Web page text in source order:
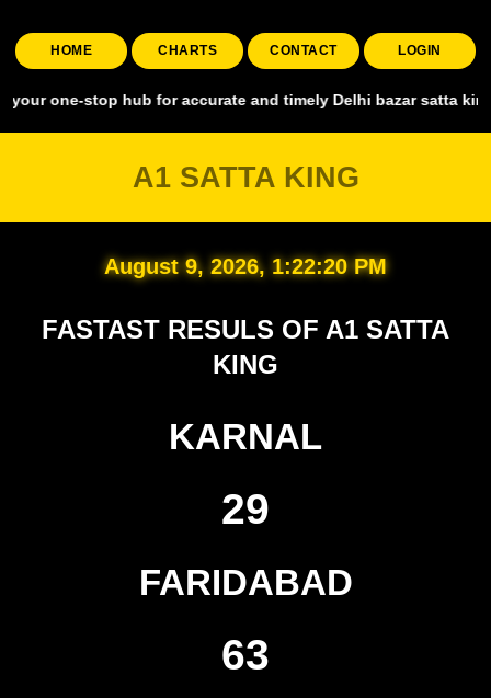
HOME CHARTS CONTACT LOGIN
stop hub for accurate and timely Delhi bazar satta king,
A1 SATTA KING
August 9, 2026, 1:22:21 PM
FASTAST RESULS OF A1 SATTA
KING
KARNAL
29
FARIDABAD
63